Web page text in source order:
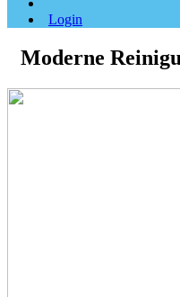
Login
Moderne